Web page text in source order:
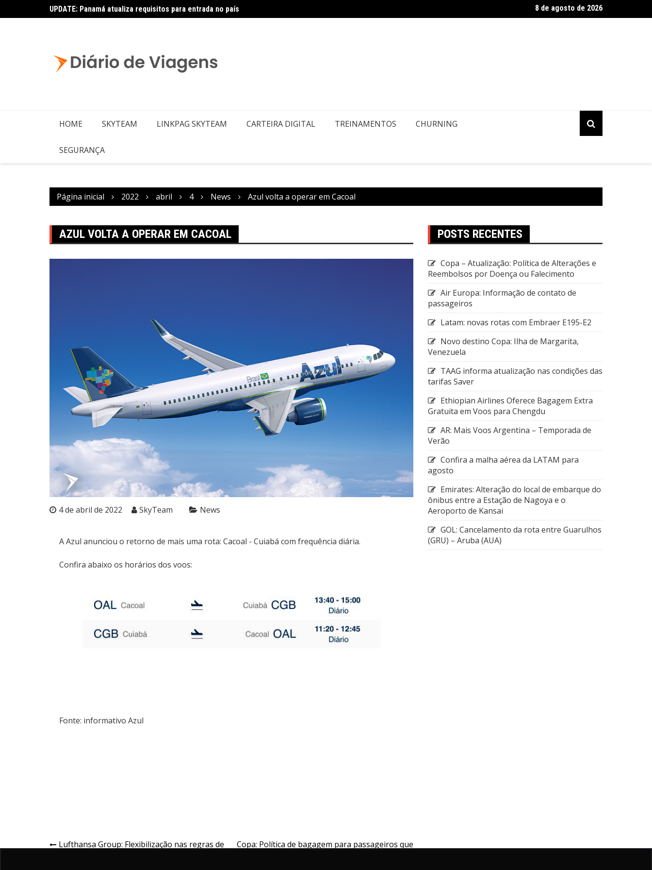
UPDATE: Panamá atualiza requisitos para entrada no país
Copa – Atualização: Política de Alterações e Reembolsos por Doença ou Falecimento
Air Europa: Informação de contato de passageiros
8 de agosto de 2026
HOME SKYTEAM LINKPAG SKYTEAM CARTEIRA DIGITAL TREINAMENTOS CHURNING
SEGURANÇA
Página inicial 2022 abril 4 News Azul volta a operar em Cacoal
AZUL VOLTA A OPERAR EM CACOAL
4 de abril de 2022 SkyTeam News
A Azul anunciou o retorno de mais uma rota: Cacoal - Cuiabá com frequência diária.
Confira abaixo os horários dos voos:
Fonte: informativo Azul
Lufthansa Group: Flexibilização nas regras de
Copa: Política de bagagem para passageiros que
POSTS RECENTES
Copa – Atualização: Política de Alterações e
Reembolsos por Doença ou Falecimento
Air Europa: Informação de contato de
passageiros
Latam: novas rotas com Embraer E195-E2
Novo destino Copa: Ilha de Margarita,
Venezuela
TAAG informa atualização nas condições das
tarifas Saver
Ethiopian Airlines Oferece Bagagem Extra
Gratuita em Voos para Chengdu
AR: Mais Voos Argentina – Temporada de
Verão
Confira a malha aérea da LATAM para
agosto
Emirates: Alteração do local de embarque do
ônibus entre a Estação de Nagoya e o
Aeroporto de Kansai
GOL: Cancelamento da rota entre Guarulhos
(GRU) – Aruba (AUA)